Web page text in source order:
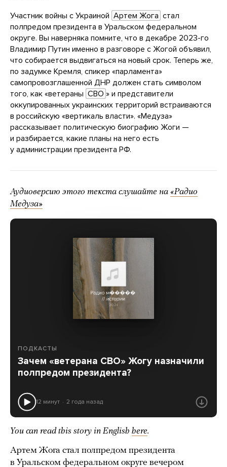
Участник войны с Украиной Артем Жога стал
полпредом президента в Уральском федеральном
округе. Вы наверняка помните, что в декабре 2023-го
Владимир Путин именно в разговоре с Жогой объявил,
что собирается выдвигаться на новый срок. Теперь же,
по задумке Кремля, спикер «парламента»
самопровозглашенной ДНР должен стать символом
того, как «ветераны СВО » и представители
оккупированных украинских территорий встраиваются
в российскую «вертикаль власти». «Медуза»
рассказывает политическую биографию Жоги —
и разбирается, какие планы на него есть
у администрации президента РФ.
Аудиоверсию этого текста слушайте на «Радио
Медуза»
ПОДКАСТЫ
Зачем «ветерана СВО» Жогу назначили
полпредом президента?
12 минут 2 года назад
You can read this story in English here.
Артем Жога стал полпредом президента
в Уральском федеральном округе вечером